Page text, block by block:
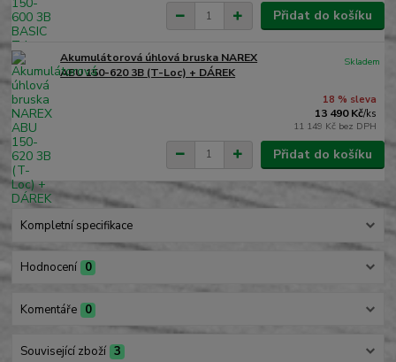
Přidat do košíku
Akumulátorová úhlová bruska NAREX
ABU 150-620 3B (T-Loc) + DÁREK
18 % sleva
13 490 Kč/ks
11 149 Kč bez DPH
Skladem
Přidat do košíku
Kompletní specifikace
Hodnocení 0
Komentáře 0
Související zboží 3